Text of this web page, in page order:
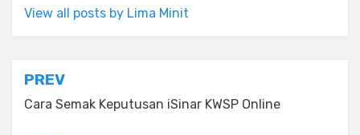
View all posts by Lima Minit
Post
navigation
PREV
Cara Semak Keputusan iSinar KWSP Online